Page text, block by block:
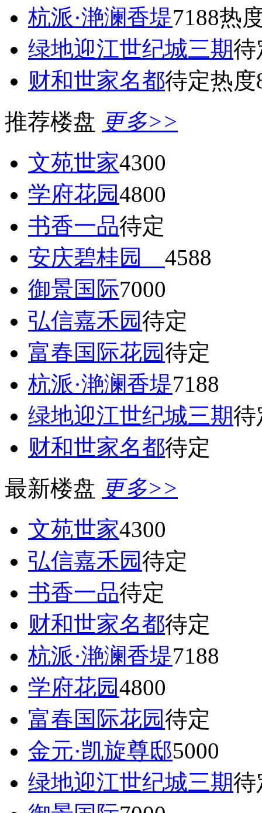
杭派·滟澜香堤7188热
绿地迎江世纪城三期待
财和世家名都待定热度
推荐楼盘 更多>>
文苑世家4300
学府花园4800
书香一品待定
安庆碧桂园 4588
御景国际7000
弘信嘉禾园待定
富春国际花园待定
杭派·滟澜香堤7188
绿地迎江世纪城三期待
财和世家名都待定
最新楼盘 更多>>
文苑世家4300
弘信嘉禾园待定
书香一品待定
财和世家名都待定
杭派·滟澜香堤7188
学府花园4800
富春国际花园待定
金元·凯旋尊邸5000
绿地迎江世纪城三期待